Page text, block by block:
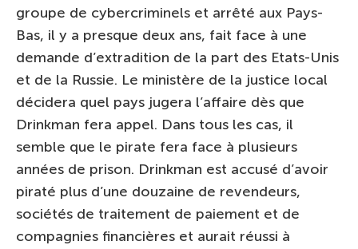
groupe de cybercriminels et arrêté aux Pays-
Bas, il y a presque deux ans, fait face à une
demande d’extradition de la part des Etats-Unis
et de la Russie. Le ministère de la justice local
décidera quel pays jugera l’affaire dès que
Drinkman fera appel. Dans tous les cas, il
semble que le pirate fera face à plusieurs
années de prison. Drinkman est accusé d’avoir
piraté plus d’une douzaine de revendeurs,
sociétés de traitement de paiement et de
compagnies financières et aurait réussi à